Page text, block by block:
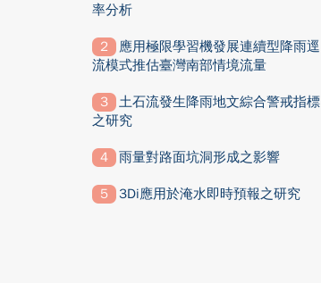
率分析
應用極限學習機發展連續型降雨逕
流模式推估臺灣南部情境流量
土石流發生降雨地文綜合警戒指標
之研究
雨量對路面坑洞形成之影響
3Di應用於淹水即時預報之研究